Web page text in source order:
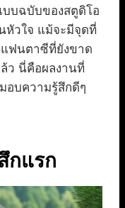
บบฉบับของสตูดิโอ
หัวใจ แม้จะมีจุดที่
แฟนตาซีที่ยังขาด
ว นี่คือผลงานที่
อบความรู้สึกดีๆ
กแรก